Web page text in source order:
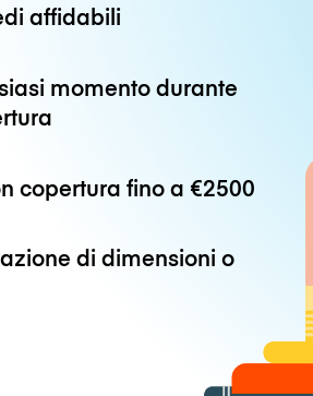
affidabili
momento durante
copertura fino a €2500
di dimensioni o